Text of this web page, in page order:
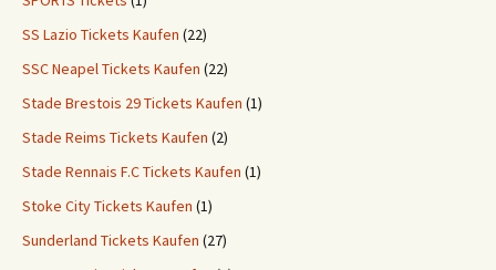
SS Lazio Tickets Kaufen (22)
SSC Neapel Tickets Kaufen (22)
Stade Brestois 29 Tickets Kaufen (1)
Stade Reims Tickets Kaufen (2)
Stade Rennais F.C Tickets Kaufen (1)
Stoke City Tickets Kaufen (1)
Sunderland Tickets Kaufen (27)